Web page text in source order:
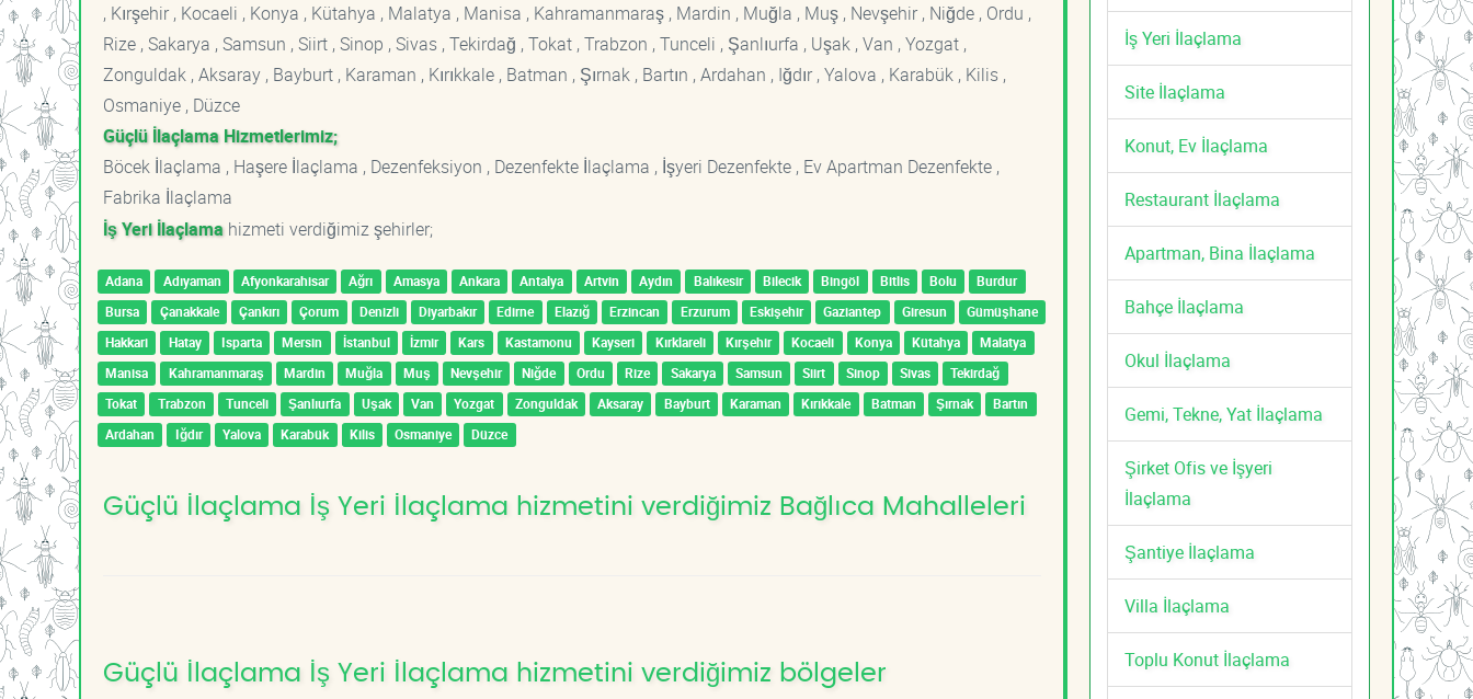
, Kırşehir , Kocaeli , Konya , Kütahya , Malatya , Manisa , Kahramanmaraş , Mardin , Muğla , Muş , Nevşehir , Niğde , Ordu ,
Rize , Sakarya , Samsun , Siirt , Sinop , Sivas , Tekirdağ , Tokat , Trabzon , Tunceli , Şanlıurfa , Uşak , Van , Yozgat ,
Zonguldak , Aksaray , Bayburt , Karaman , Kırıkkale , Batman , Şırnak , Bartın , Ardahan , Iğdır , Yalova , Karabük , Kilis ,
Osmaniye , Düzce
Güçlü İlaçlama Hizmetlerimiz;
Böcek İlaçlama , Haşere İlaçlama , Dezenfeksiyon , Dezenfekte İlaçlama , İşyeri Dezenfekte , Ev Apartman Dezenfekte ,
Fabrika İlaçlama
İş Yeri İlaçlama hizmeti verdiğimiz şehirler;
Adana Adıyaman Afyonkarahisar Ağrı Amasya Ankara Antalya Artvin Aydın Balıkesir Bilecik Bingöl Bitlis Bolu
Burdur
Bursa
Çanakkale Çankırı Çorum Denizli Diyarbakır Edirne Elazığ Erzincan Erzurum Eskişehir Gaziantep Giresun
Gümüşhane
Hakkari
Hatay Isparta Mersin İstanbul İzmir Kars Kastamonu Kayseri Kırklareli Kırşehir Kocaeli Konya Kütahya
Malatya
Manisa
Kahramanmaraş Mardin Muğla Muş Nevşehir Niğde Ordu Rize Sakarya Samsun Siirt Sinop Sivas
Tekirdağ
Tokat
Trabzon Tunceli Şanlıurfa Uşak Van Yozgat Zonguldak Aksaray Bayburt Karaman Kırıkkale Batman Şırnak
Bartın
Ardahan
Iğdır Yalova Karabük Kilis Osmaniye Düzce
Güçlü İlaçlama İş Yeri İlaçlama hizmetini verdiğimiz Bağlıca Mahalleleri
Güçlü İlaçlama İş Yeri İlaçlama hizmetini verdiğimiz bölgeler
İş Yeri İlaçlama
Site İlaçlama
Konut, Ev İlaçlama
Restaurant İlaçlama
Apartman, Bina İlaçlama
Bahçe İlaçlama
Okul İlaçlama
Gemi, Tekne, Yat İlaçlama
Şirket Ofis ve İşyeri
İlaçlama
Şantiye İlaçlama
Villa İlaçlama
Toplu Konut İlaçlama